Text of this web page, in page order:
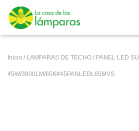
Inicio / LAMPARAS DE TECHO / PANEL LED
45W/3800LM/65K#45PANLEDL65MVS